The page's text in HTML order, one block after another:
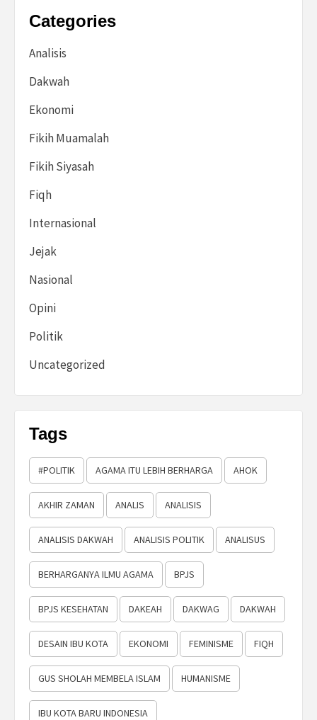
Categories
Analisis
Dakwah
Ekonomi
Fikih Muamalah
Fikih Siyasah
Fiqh
Internasional
Jejak
Nasional
Opini
Politik
Uncategorized
Tags
#POLITIK AGAMA ITU LEBIH BERHARGA AHOK
AKHIR ZAMAN ANALIS ANALISIS
ANALISIS DAKWAH ANALISIS POLITIK ANALISUS
BERHARGANYA ILMU AGAMA BPJS
BPJS KESEHATAN DAKEAH DAKWAG DAKWAH
DESAIN IBU KOTA EKONOMI FEMINISME FIQH
GUS SHOLAH MEMBELA ISLAM HUMANISME
IBU KOTA BARU INDONESIA